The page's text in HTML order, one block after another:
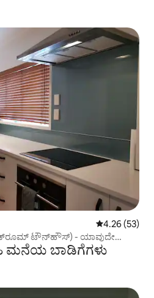
5 ರಲ್ಲಿ 4.26
4.26 (53)
ಬೆಡ್‌ರೂಮ್ ಟೌನ್‌ಹೌಸ್) - ಯಾವುದೇ
ಮನೆಯ ಬಾಡಿಗೆಗಳು